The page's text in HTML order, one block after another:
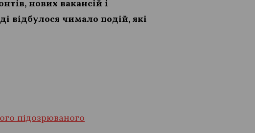
нових вакансій і
відбулося чимало подій, які
підозрюваного